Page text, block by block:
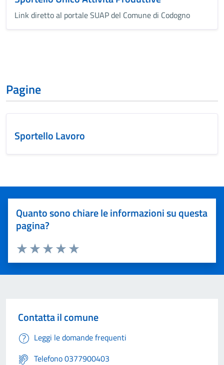
Link diretto al portale SUAP del Comune di Codogno
Pagine
Sportello Lavoro
Quanto sono chiare le informazioni su questa
pagina?
Valuta 5 stelle su 5
Valuta 4 stelle su 5
Valuta 3 stelle su 5
Valuta 2 stelle su 5
Valuta 1 stelle su 5
Contatta il comune
Leggi le domande frequenti
Telefono 0377900403